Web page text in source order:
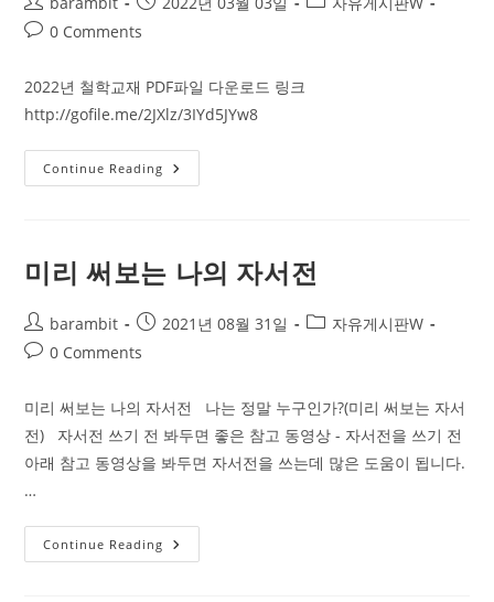
author:
published:
Post0 Comments
2022년 철학교재 PDF파일 다운로드 링크
http://gofile.me/2JXlz/3IYd5JYw8
Continue Reading 2022
년
PDF
파
일
운
미리 써보는 나의 자서전
Post
author:
barambit
Post
published:
2021년 08월 31일
Post자유게시판W
Post0 Comments
미리 써보는 나의 자서전 나는 정말 누구인가?(미리 써보는 자서
전) 자서전 쓰기 전 봐두면 좋은 참고 동영상 - 자서전을 쓰기 전
아래 참고 동영상을 봐두면 자서전을 쓰는데 많은 도움이 됩니다.
…
Continue Reading 미
리